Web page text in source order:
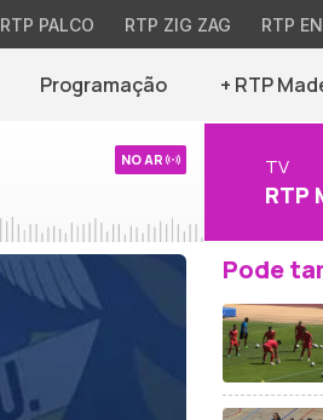
RTP PALCO RTP ZIG ZAG RTP
Programação + RTP
NO AR TV
RTP
Pode